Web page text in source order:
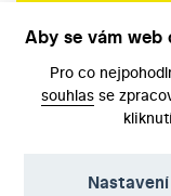
Aby se vám web
Pro co
souhlas se
Nastavení